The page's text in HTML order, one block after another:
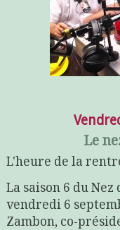
Le
L'heure de la
La saison 6 du
vendredi 6
Zambon, co-